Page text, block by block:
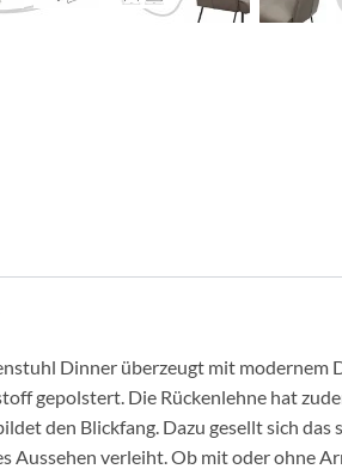
Dinner überzeugt mit modernem
gepolstert. Die Rückenlehne hat
den Blickfang. Dazu gesellt sich
Aussehen verleiht. Ob mit oder ohne